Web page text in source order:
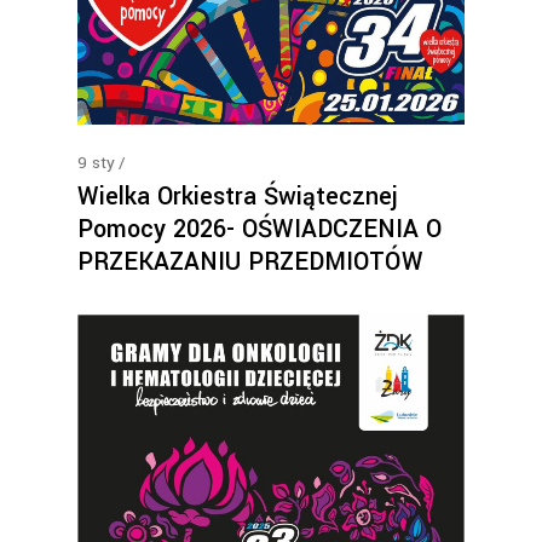
9 sty
Wielka Orkiestra Świątecznej
Pomocy 2026- OŚWIADCZENIA O
PRZEKAZANIU PRZEDMIOTÓW